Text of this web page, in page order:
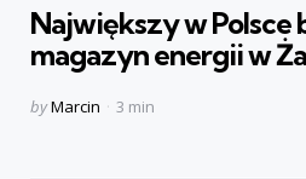
Największy w
magazyn energii w
Posted
byMarcin 3 min